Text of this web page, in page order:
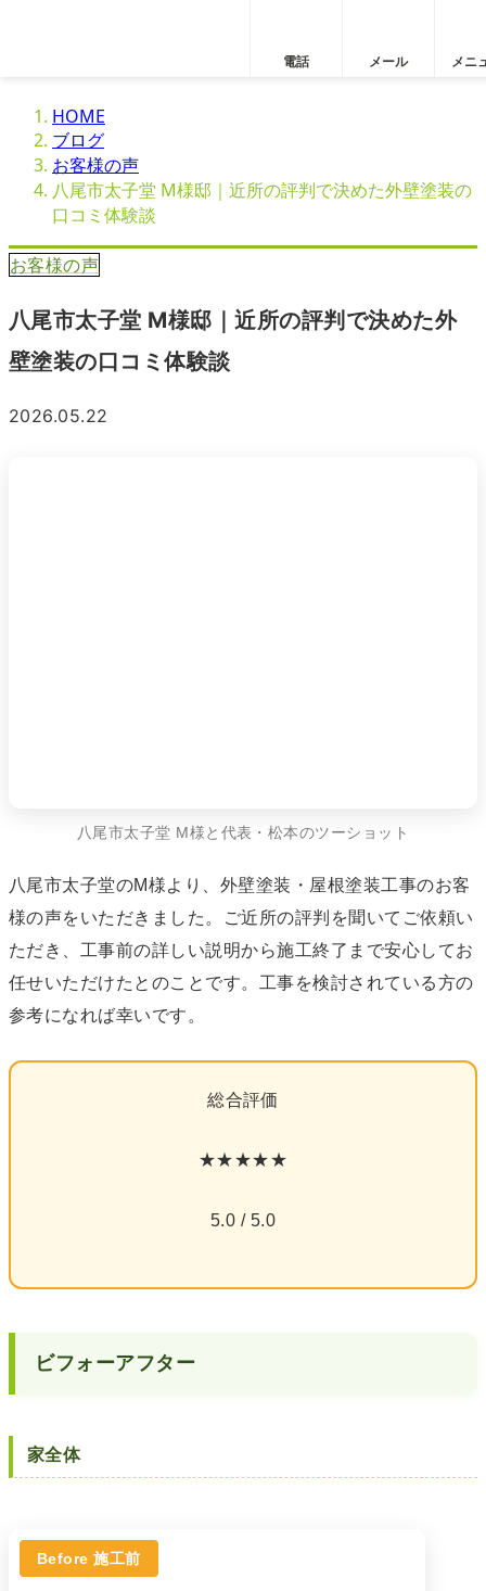
電話 メール メニ
HOME
ブログ
お客様の声
八尾市太子堂 M様邸｜近所の評判で決めた外壁塗装の
口コミ体験談
お客様の声
八尾市太子堂 M様邸｜近所の評判で決めた外
壁塗装の口コミ体験談
2026.05.22
八尾市太子堂 M様と代表・松本のツーショット
八尾市太子堂のM様より、外壁塗装・屋根塗装工事のお客
様の声をいただきました。ご近所の評判を聞いてご依頼い
ただき、工事前の詳しい説明から施工終了まで安心してお
任せいただけたとのことです。工事を検討されている方の
参考になれば幸いです。
総合評価
★★★★★
5.0 / 5.0
ビフォーアフター
家全体
Before 施工前